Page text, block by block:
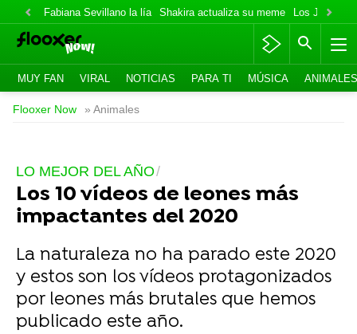
Fabiana Sevillano la lía Shakira actualiza su meme Los Jonas
MUY FAN VIRAL NOTICIAS PARA TI MÚSICA ANIMALES
Flooxer Now » Animales
LO MEJOR DEL AÑO
Los 10 vídeos de leones más
impactantes del 2020
La naturaleza no ha parado este 2020
y estos son los vídeos protagonizados
por leones más brutales que hemos
publicado este año.